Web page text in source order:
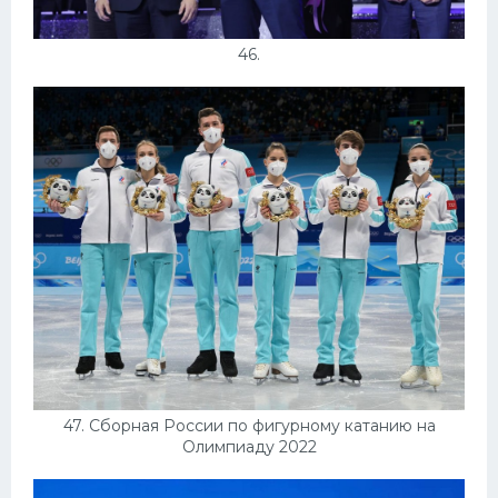
46.
47. Сборная России по фигурному катанию на
Олимпиаду 2022